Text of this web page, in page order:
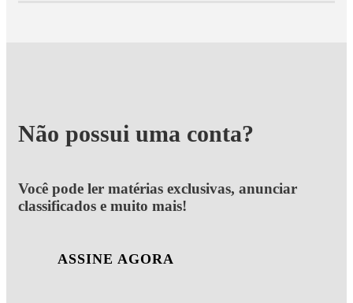
Não possui uma conta?
Você pode ler matérias exclusivas, anunciar
classificados e muito mais!
ASSINE AGORA